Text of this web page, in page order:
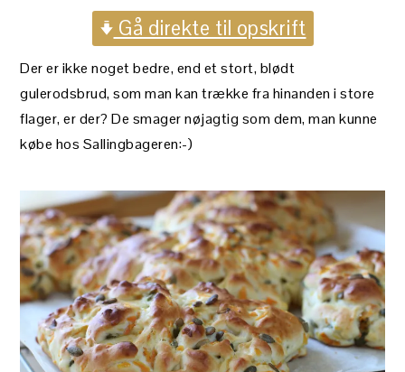
Gå direkte til opskrift
Der er ikke noget bedre, end et stort, blødt
gulerodsbrud, som man kan trække fra hinanden i store
flager, er der? De smager nøjagtig som dem, man kunne
købe hos Sallingbageren:-)